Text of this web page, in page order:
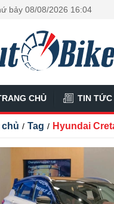
bảy 08/08/2026 16:04
CHỦ TIN TỨC
chủ / Tag / Hyundai